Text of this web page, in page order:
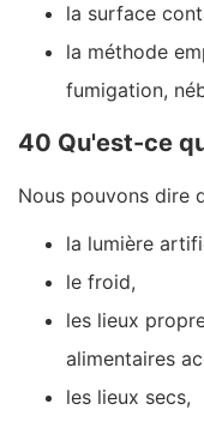
la surface
la méthode
fumigation,
40 Qu'est-ce
Nous pouvons dire
la lumière
le froid,
les lieux
alimentaires
les lieux secs,